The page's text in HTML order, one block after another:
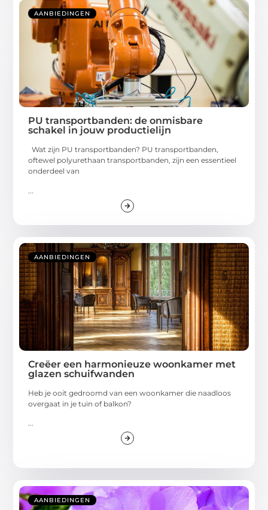
AANBIEDINGEN
PU transportbanden: de onmisbare
schakel in jouw productielijn
Wat zijn PU transportbanden? PU transportbanden,
oftewel polyurethaan transportbanden, zijn een essentieel
onderdeel van
AANBIEDINGEN
Creëer een harmonieuze woonkamer met
glazen schuifwanden
Heb je ooit gedroomd van een woonkamer die naadloos
overgaat in je tuin of balkon?
...
AANBIEDINGEN